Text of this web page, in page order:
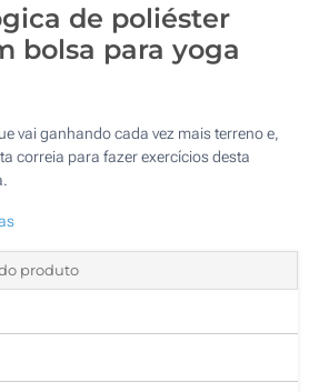
de poliéster
bolsa para yoga
vai ganhando cada vez mais terreno e,
correia para fazer exercícios desta
do produto